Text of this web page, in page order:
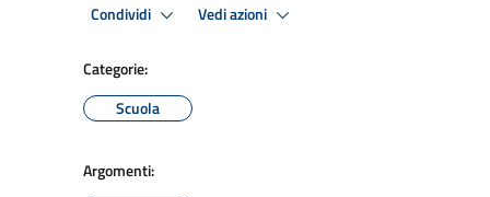
Condividi Vedi azioni
Categorie:
Scuola
Argomenti: